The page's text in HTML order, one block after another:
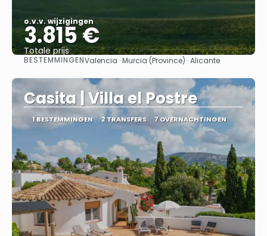
o.v.v. wijzigingen
3.815 €
Totale prijs
Bekijk
BESTEMMINGENValencia · Murcia (Province) · Alicante
Casita | Villa el Postre
1 BESTEMMINGEN 2 TRANSFERS 7 OVERNACHTINGEN